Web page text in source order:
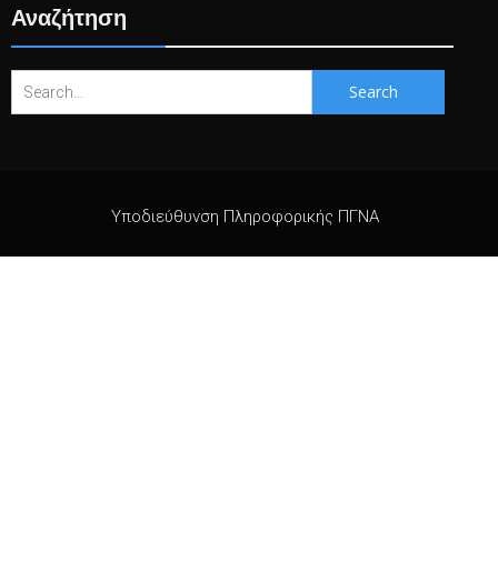
Αναζήτηση
for:
Υποδιεύθυνση Πληροφορικής ΠΓΝΑ